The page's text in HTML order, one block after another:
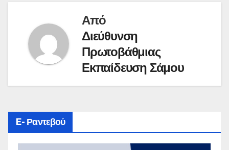
Από
Διεύθυνση
Πρωτοβάθμιας
Εκπαίδευση Σάμου
E- Ραντεβού